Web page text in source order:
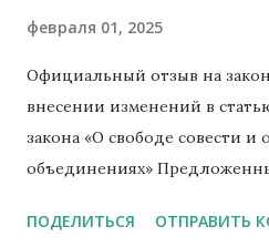
февраля 01, 2025
Официальный отзыв на
внесении изменений в
закона «О свободе совести и
объединениях»
религиозных
ПОДЕЛИТЬСЯ ОТПРАВИТЬ